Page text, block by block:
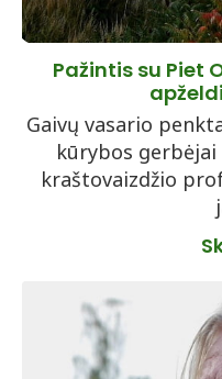
Pažintis su Piet
Gaivų vasario
kūrybos
kraštovaizdžio